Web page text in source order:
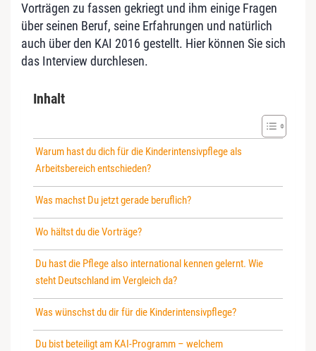
Vorträgen zu fassen gekriegt und ihm einige Fragen
über seinen Beruf, seine Erfahrungen und natürlich
auch über den KAI 2016 gestellt. Hier können Sie sich
das Interview durchlesen.
Inhalt
Warum hast du dich für die Kinderintensivpflege als
Arbeitsbereich entschieden?
Was machst Du jetzt gerade beruflich?
Wo hältst du die Vorträge?
Du hast die Pflege also international kennen gelernt. Wie
steht Deutschland im Vergleich da?
Was wünschst du dir für die Kinderintensivpflege?
Du bist beteiligt am KAI-Programm – welchem